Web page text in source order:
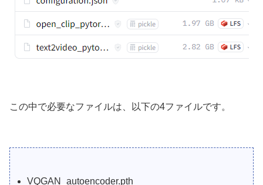
この中で必要なファイルは、以下の4ファイルです。
VQGAN_autoencoder.pth